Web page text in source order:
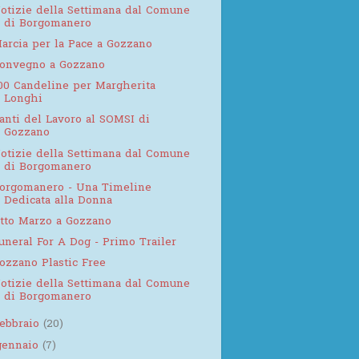
della Settimana dal Comune
di Borgomanero
per la Pace a Gozzano
a Gozzano
Candeline per Margherita
Longhi
del Lavoro al SOMSI di
Gozzano
della Settimana dal Comune
di Borgomanero
- Una Timeline
Dedicata alla Donna
Marzo a Gozzano
For A Dog - Primo Trailer
Plastic Free
della Settimana dal Comune
di Borgomanero
(20)
(7)